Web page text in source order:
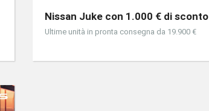
Nissan Juke con 1.000 € di sconto
Ultime unità in pronta consegna da 19.900 €